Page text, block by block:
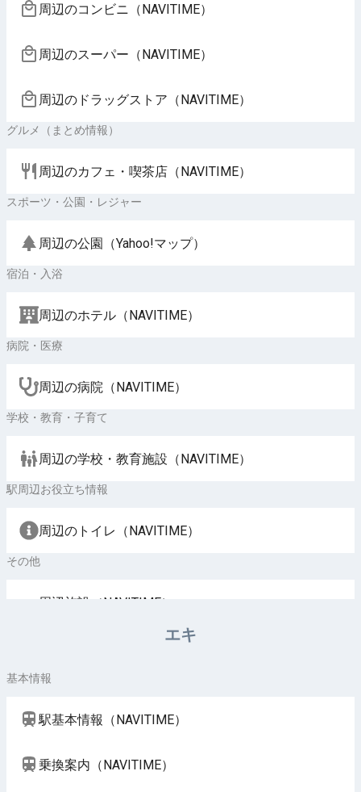
周辺のコンビニ（NAVITIME）
周辺のスーパー（NAVITIME）
周辺のドラッグストア（NAVITIME）
グルメ（まとめ情報）
周辺のカフェ・喫茶店（NAVITIME）
スポーツ・公園・レジャー
周辺の公園（Yahoo!マップ）
宿泊・入浴
周辺のホテル（NAVITIME）
病院・医療
周辺の病院（NAVITIME）
学校・教育・子育て
周辺の学校・教育施設（NAVITIME）
駅周辺お役立ち情報
周辺のトイレ（NAVITIME）
その他
周辺施設（NAVITIME）
エキ
基本情報
駅基本情報（NAVITIME）
乗換案内（NAVITIME）